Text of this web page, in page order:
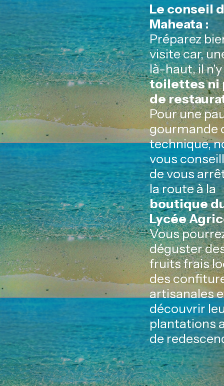
Le conseil
Maheata :
Préparez
visite car,
là-haut, il
toilettes ni
de
Pour une
gourmande
technique,
vous
de vous
la route à la
boutique
Lycée
Vous
déguster
fruits frais
des
artisanales
découvrir
plantations
de